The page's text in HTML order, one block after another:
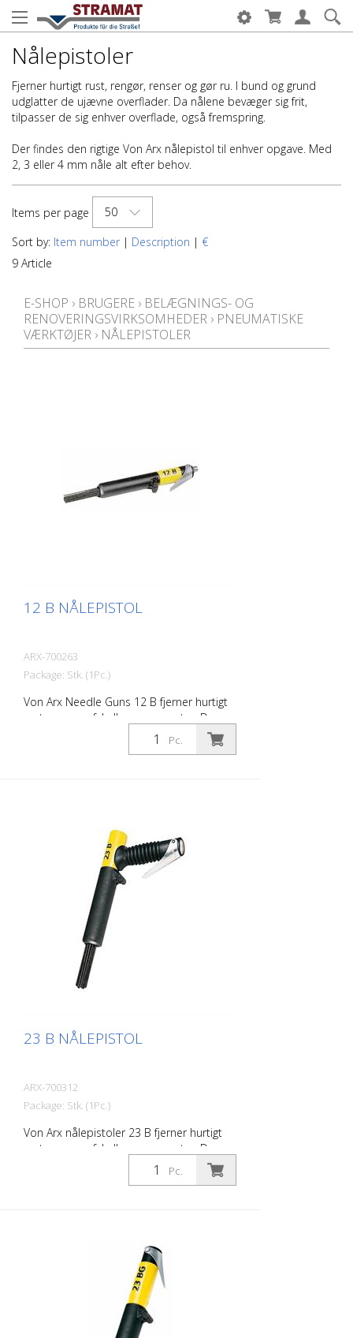
Nålepistoler
Fjerner hurtigt rust, rengør, renser og gør ru. I bund og grund
udglatter de ujævne overflader. Da nålene bevæger sig frit,
tilpasser de sig enhver overflade, også fremspring.
Der findes den rigtige Von Arx nålepistol til enhver opgave. Med
2, 3 eller 4 mm nåle alt efter behov.
Items per page
50
Sort by: Item number | Description | €
9 Article
E-SHOP › BRUGERE › BELÆGNINGS- OG
RENOVERINGSVIRKSOMHEDER › PNEUMATISKE
VÆRKTØJER › NÅLEPISTOLER
12 B NÅLEPISTOL
ARX-700263
Package: Stk. (1Pc.)
Von Arx Needle Guns 12 B fjerner hurtigt
rust, renser, afskalker og opruster. De
udjævner i det væsentlige ujævne
overflader. Fordi nålene bevæger sig frit,
kg (2,9 lbs) Luftforbrug: 96 L/min. (3,4 cfm)
Nåle ø 3mm: 12 stk. Lufttryk: max. 6 bar
(85 psi) Forbindelse: G 3/8 '' Støjniveau:
Pc.
23 B NÅLEPISTOL
ARX-700312
Package: Stk. (1Pc.)
Von Arx nålepistoler 23 B fjerner hurtigt
rust, renser, afskalker og opruster. De
udjævner i det væsentlige ujævne
overflader. Fordi nålene bevæger sig frit,
3 eller 4 mm pinde efter ønske. Vægt: 2,2
kg (4,9 lbs) Luftforbrug: 100 L/min. (3,5
cfm) Nåle ø 3mm: 19 stk. Lufttryk: 7 bar
(100 psi) maks. Forbindelse: G 3/8 ''
Støjniveau: 101 dB (A)
Pc.